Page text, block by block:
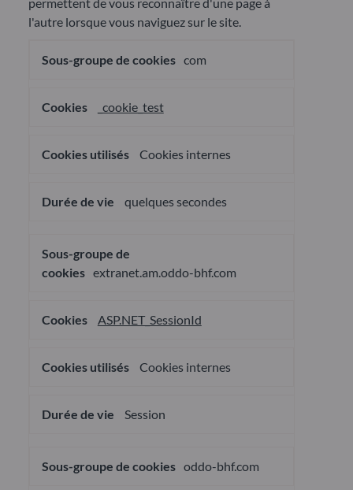
l'autre lorsque vous naviguez sur le site.
nécessaires
du
com
_cookie_test
Cookies internes
quelques secondes
extranet.am.oddo-bhf.com
ASP.NET_SessionId
Cookies internes
Session
oddo-bhf.com